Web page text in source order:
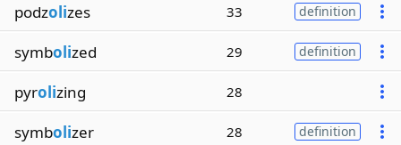
podzolizes 33 definition
symbolized 29 definition
pyrolizing 28
symbolizer 28 definition